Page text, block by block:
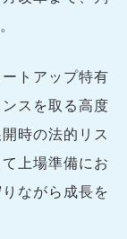
トアップ特有
スを取る高度
時の法的リス
上場準備にお
ながら成長を